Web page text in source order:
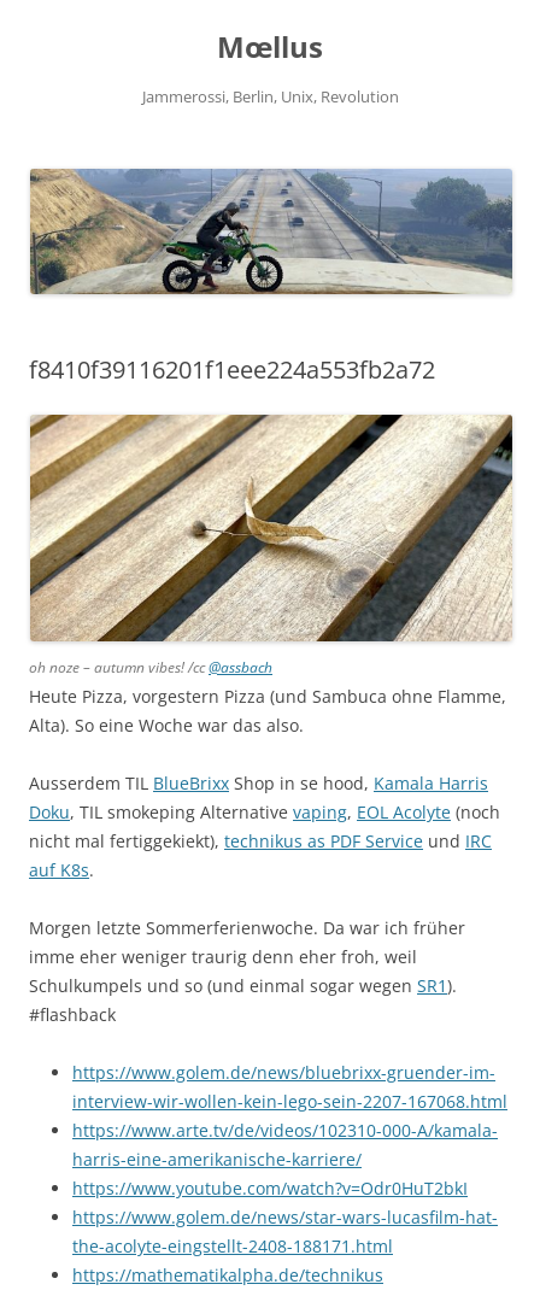
Mœllus
Jammerossi, Berlin, Unix, Revolution
f8410f39116201f1eee224a553fb2a72
oh noze – autumn vibes! /cc@assbach
Heute Pizza, vorgestern Pizza (und Sambuca ohne Flamme,
Alta). So eine Woche war das also.
Ausserdem TIL BlueBrixx Shop in se hood, Kamala Harris
Doku, TIL smokeping Alternative vaping, EOL Acolyte (noch
nicht mal fertiggekiekt), technikus as PDF Service und IRC
auf K8s.
Morgen letzte Sommerferienwoche. Da war ich früher
imme eher weniger traurig denn eher froh, weil
Schulkumpels und so (und einmal sogar wegen SR1).
#flashback
https://www.golem.de/news/bluebrixx-gruender-im-
interview-wir-wollen-kein-lego-sein-2207-167068.html
https://www.arte.tv/de/videos/102310-000-A/kamala-
harris-eine-amerikanische-karriere/
https://www.youtube.com/watch?v=Odr0HuT2bkI
https://www.golem.de/news/star-wars-lucasfilm-hat-
the-acolyte-eingstellt-2408-188171.html
https://mathematikalpha.de/technikus